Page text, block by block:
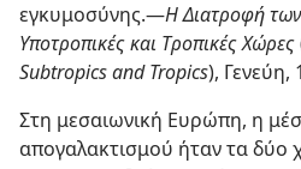
εγκυμοσύνης.—Η Διατροφή
Υποτροπικές και Τροπικές Χώρες
Subtropics and Tropics), Γενεύη,
Στη μεσαιωνική Ευρώπη, η
απογαλακτισμού ήταν τα δύο